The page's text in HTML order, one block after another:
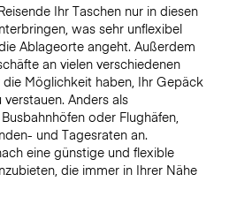
Ihr Taschen nur in diesen
was sehr unflexibel
Ablageorte angeht. Außerdem
an vielen verschiedenen
Möglichkeit haben, Ihr Gepäck
Anders als
oder Flughäfen,
und Tagesraten an.
eine günstige und flexible
die immer in Ihrer Nähe